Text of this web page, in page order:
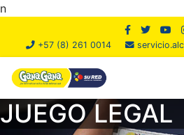
n
+57 (8) 261 0014
JUEGO LEGAL